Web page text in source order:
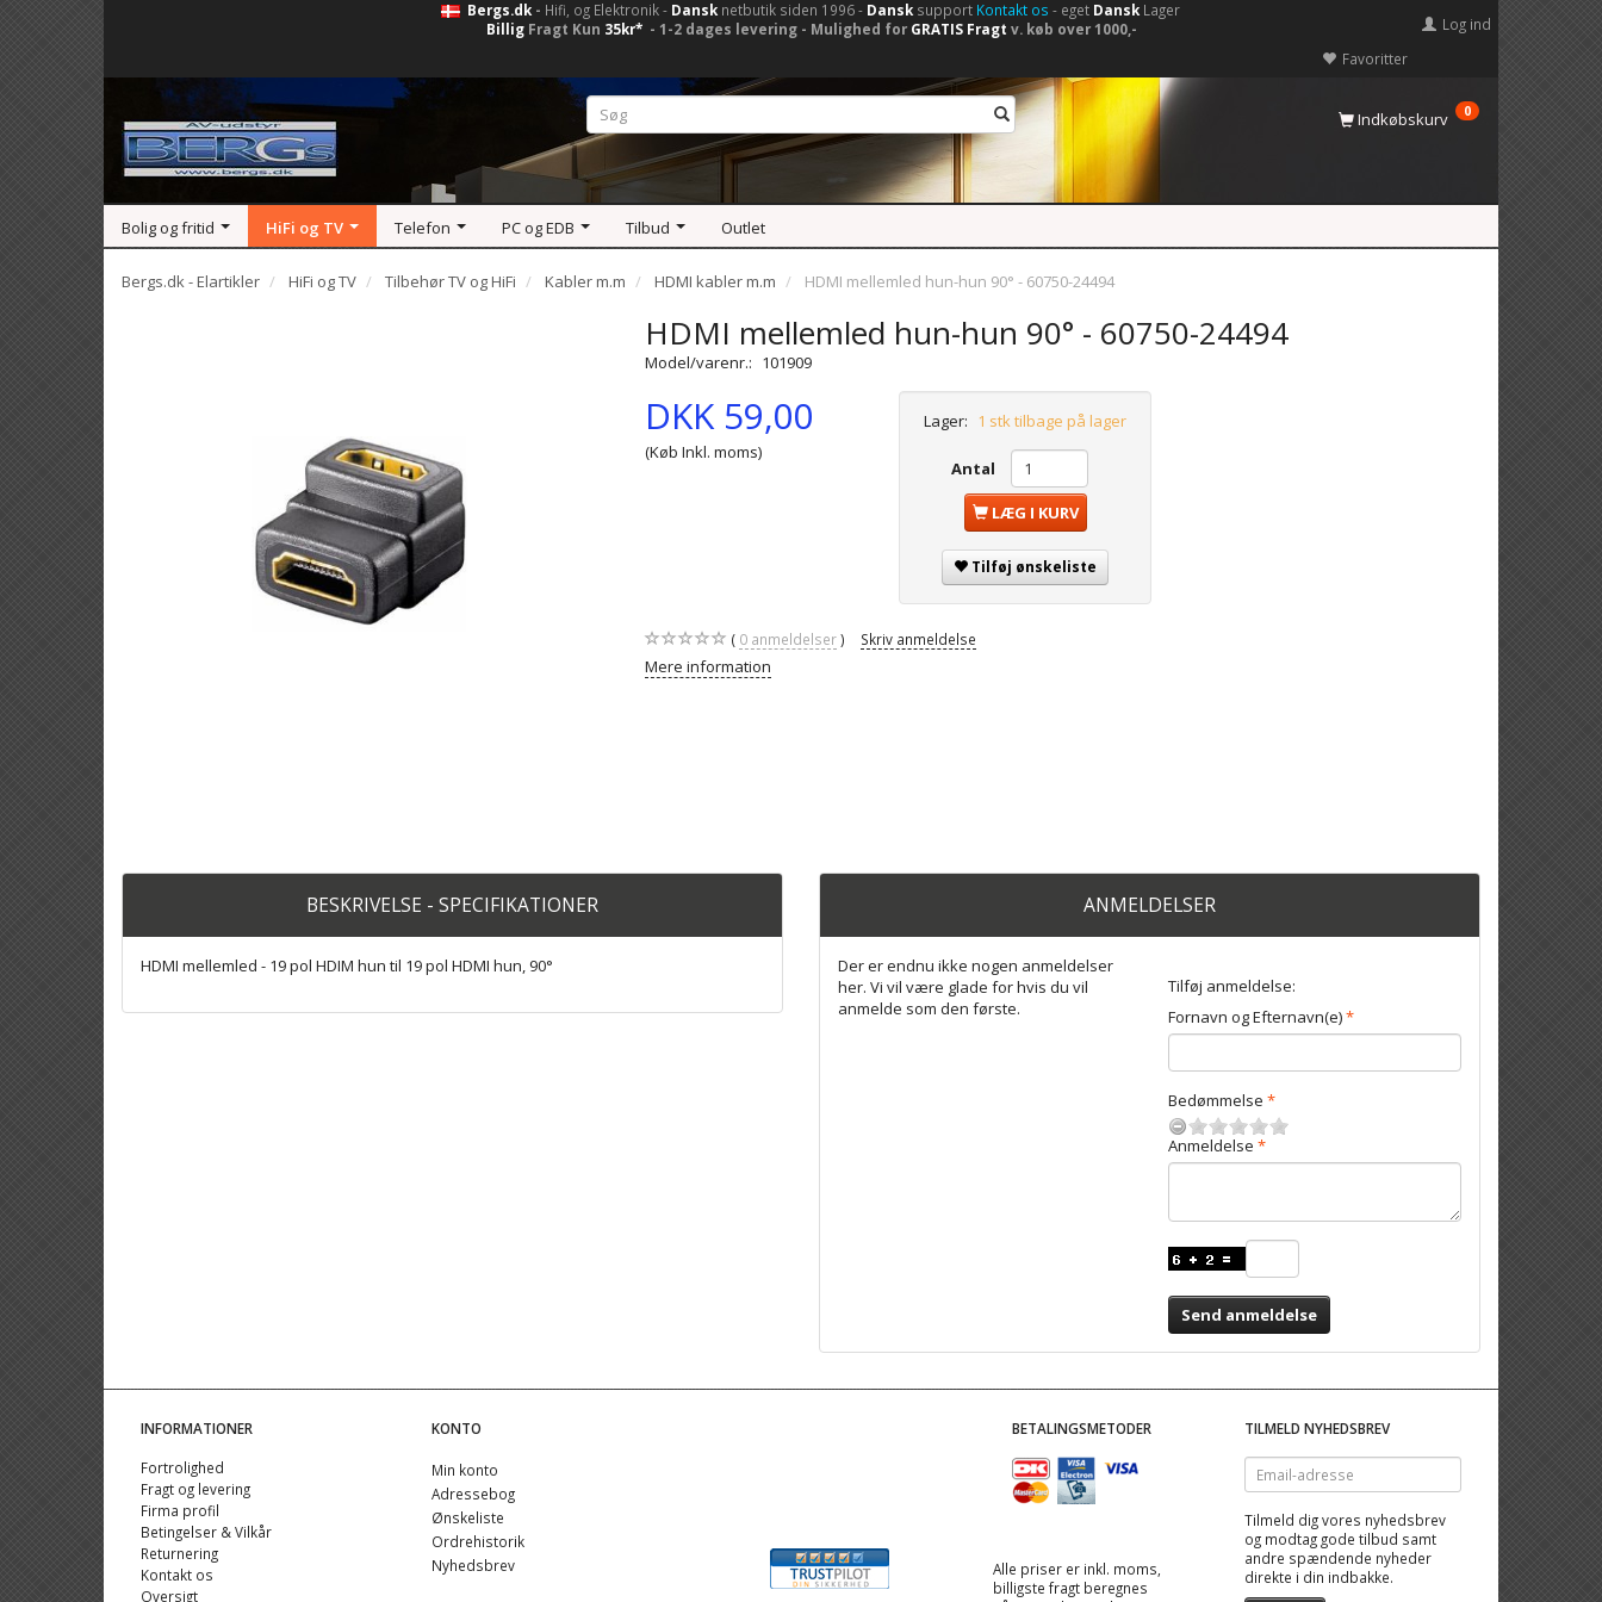
Bergs.dk- Hifi, og Elektronik - Dansknetbutik siden 1996 - Dansksupport Kontakt os - eget DanskLager
Billig Fragt Kun 35kr* - 1-2 dages levering - Mulighed for GRATIS Fragt v. køb over 1000,-
Favoritter
Log ind
Indkøbskurv 0
Bolig og fritid HiFi og TV Telefon PC og EDB Tilbud Outlet
Bergs.dk - Elartikler HiFi og TV Tilbehør TV og HiFi Kabler m.m HDMI kabler m.m HDMI mellemled hun-hun 90° - 60750-24494
HDMI mellemled hun-hun 90° - 60750-24494
Model/varenr.: 101909
DKK 59,00
(Køb Inkl. moms)
Lager: 1 stk tilbage på lager
Antal
LÆG I KURV
Tilføj ønskeliste
0anmeldelser Skriv anmeldelse
Mere information
BESKRIVELSE - SPECIFIKATIONER
HDMI mellemled - 19 pol HDIM hun til 19 pol HDMI hun, 90°
ANMELDELSER
Der er endnu ikke nogen anmeldelser
her. Vi vil være glade for hvis du vil
anmelde som den første.
Tilføj anmeldelse:
Fornavn og Efternavn(e)
Bedømmelse
Anmeldelse
Send anmeldelse
INFORMATIONER
Fortrolighed
Fragt og levering
Firma profil
Betingelser & Vilkår
Returnering
Kontakt os
Oversigt
KONTO
Min konto
Adressebog
Ønskeliste
Ordrehistorik
Nyhedsbrev
BETALINGSMETODER
Alle priser er inkl. moms,
billigste fragt beregnes
TILMELD NYHEDSBREV
Email-
adresse
Tilmeld dig vores nyhedsbrev
og modtag gode tilbud samt
andre spændende nyheder
direkte i din indbakke.